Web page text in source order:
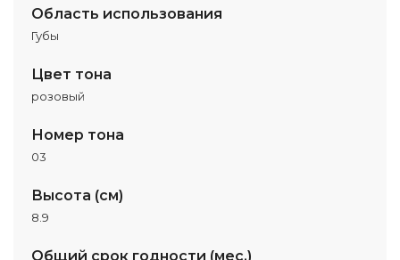
Область использования
Губы
Цвет тона
розовый
Номер тона
03
Высота (см)
8.9
Общий срок годности (мес.)